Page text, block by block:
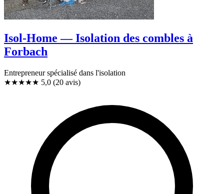
Isol-Home — Isolation des combles à
Forbach
Entrepreneur spécialisé dans l'isolation
★★★★★ 5,0 (20 avis)